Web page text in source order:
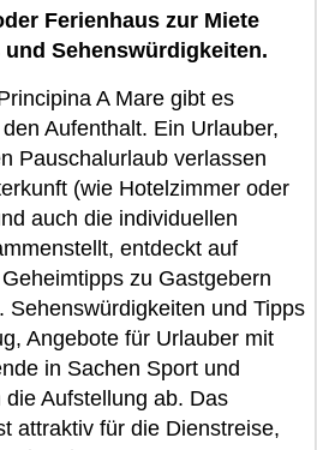
Ferienhaus zur Miete
Sehenswürdigkeiten.
A Mare gibt es
Aufenthalt. Ein Urlauber,
Pauschalurlaub verlassen
(wie Hotelzimmer oder
auch die individuellen
entdeckt auf
zu Gastgebern
Sehenswürdigkeiten und Tipps
Angebote für Urlauber mit
in Sachen Sport und
Aufstellung ab. Das
attraktiv für die Dienstreise,